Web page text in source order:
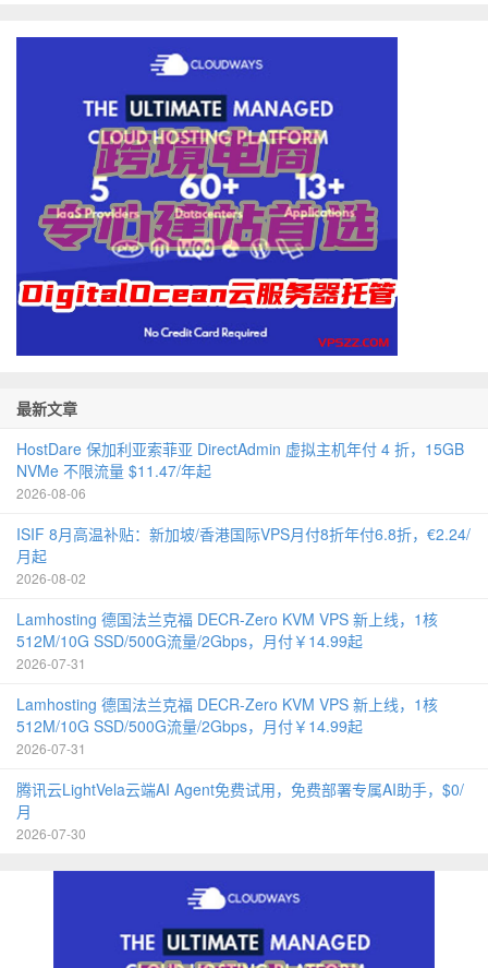
最新文章
HostDare 保加利亚索菲亚 DirectAdmin 虚拟主机年付 4 折，15GB
NVMe 不限流量 $11.47/年起
2026-08-06
ISIF 8月高温补贴：新加坡/香港国际VPS月付8折年付6.8折，€2.24/
月起
2026-08-02
Lamhosting 德国法兰克福 DECR-Zero KVM VPS 新上线，1核
512M/10G SSD/500G流量/2Gbps，月付￥14.99起
2026-07-31
Lamhosting 德国法兰克福 DECR-Zero KVM VPS 新上线，1核
512M/10G SSD/500G流量/2Gbps，月付￥14.99起
2026-07-31
腾讯云LightVela云端AI Agent免费试用，免费部署专属AI助手，$0/
月
2026-07-30